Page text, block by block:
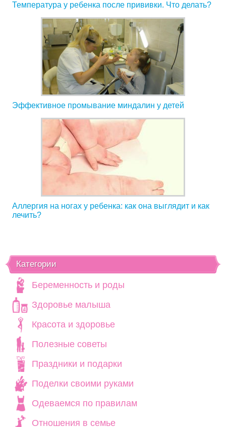
Температура у ребенка после прививки. Что делать?
Эффективное промывание миндалин у детей
Аллергия на ногах у ребенка: как она выглядит и как
лечить?
Категории
Беременность и роды
Здоровье малыша
Красота и здоровье
Полезные советы
Праздники и подарки
Поделки своими руками
Одеваемся по правилам
Отношения в семье